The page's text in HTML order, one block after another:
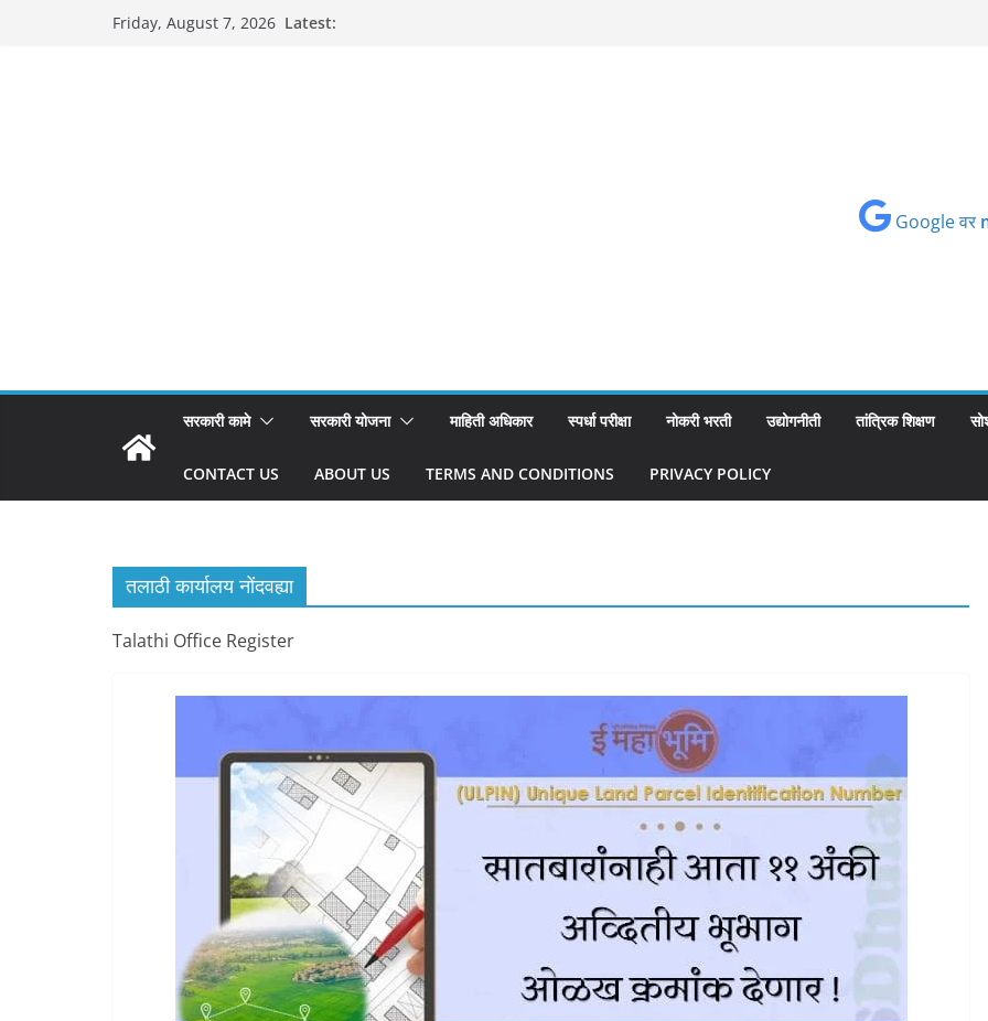
Friday, August 7, 2026 Latest:
Google वर
सरकारी कामे सरकारी योजना माहिती अधिकार स्पर्धा परीक्षा नोकरी भरती उद्योगनीती तांत्रिक शिक्षण
CONTACT US ABOUT US TERMS AND CONDITIONS PRIVACY POLICY
तलाठी कार्यालय नोंदवह्या
Talathi Office Register